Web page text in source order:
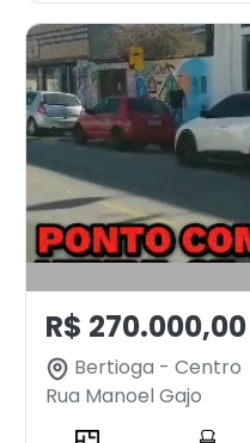
R$ 270.000,00
Bertioga - Centro
Rua Manoel Gajo